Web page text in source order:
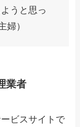
うと思っ
）
業者
ビスサイトで